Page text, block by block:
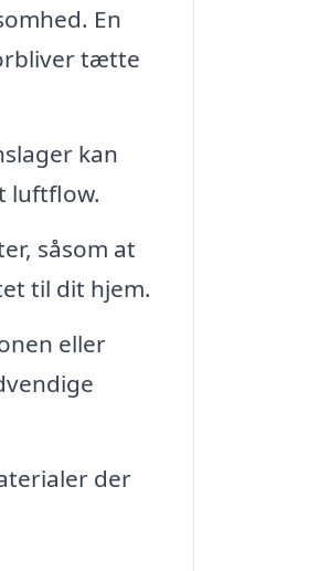
En
tætte
kan
luftflow.
såsom at
til dit hjem.
eller
der